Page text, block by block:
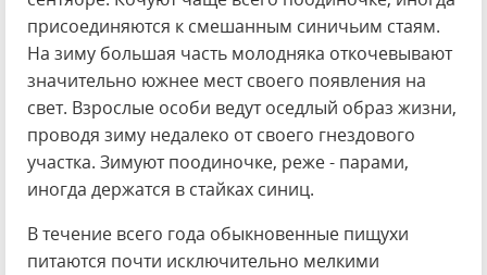
присоединяются к смешанным синичьим стаям.
На зиму большая часть молодняка откочевывают
значительно южнее мест своего появления на
свет. Взрослые особи ведут оседлый образ жизни,
проводя зиму недалеко от своего гнездового
участка. Зимуют поодиночке, реже - парами,
иногда держатся в стайках синиц.
В течение всего года обыкновенные пищухи
питаются почти исключительно мелкими